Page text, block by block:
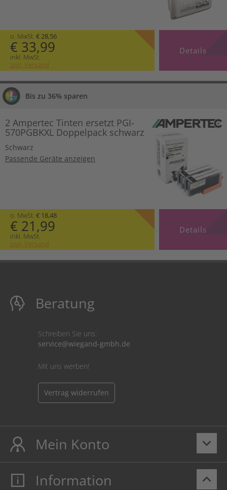
o. MwSt. € 28,56
€ 33,99
inkl. MwSt.
zzgl. Versand
Details
Bis zu 36% sparen
2 Ampertec Tinten ersetzt PGI-
570PGBKXL Doppelpack schwarz
Schwarz
Passende Geräte anzeigen
o. MwSt. € 18,48
€ 21,99
inkl. MwSt.
zzgl. Versand
Details
Beratung
Schreiben Sie uns:
service@wiegand-gmbh.de
Mit uns werben!
Vertrag widerrufen
keyboard_arrow_down
Mein Konto
Mein Konto
keyboard_arrow_up
Information